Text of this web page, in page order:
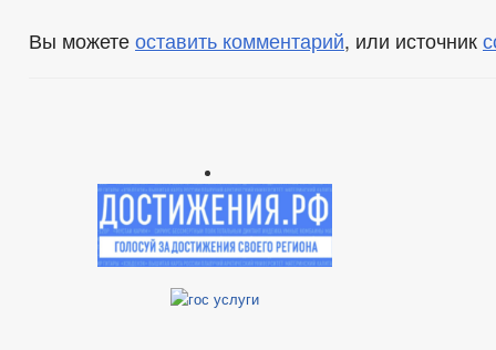
Вы можете оставить комментарий, или источник